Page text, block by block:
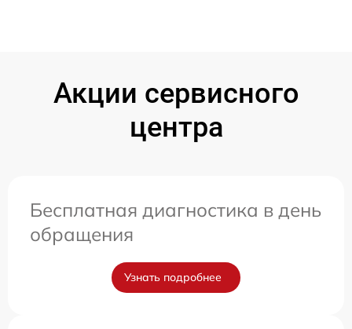
Акции сервисного
центра
Бесплатная диагностика в день
обращения
Узнать подробнее